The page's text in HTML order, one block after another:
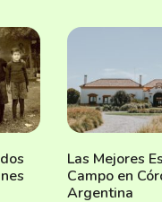
Las Mejores
Campo en
Argentina